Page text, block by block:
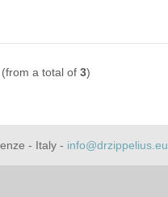
(from a total of3)
- Italy - info@drzippelius.eu